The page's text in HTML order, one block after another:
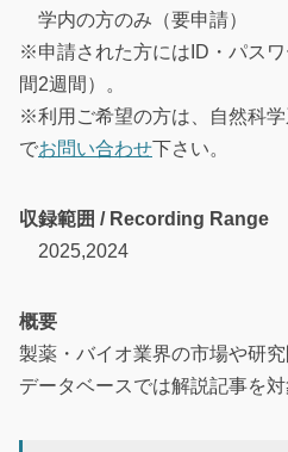
学内の方のみ（要申請）
※申請された方にはID・パス
間2週間）。
※利用ご希望の方は、自然科
でお問い合わせ下さい。
収録範囲 / Recording Range
2025,2024
概要
製薬・バイオ業界の市場や研究
データベースでは解説記事を対